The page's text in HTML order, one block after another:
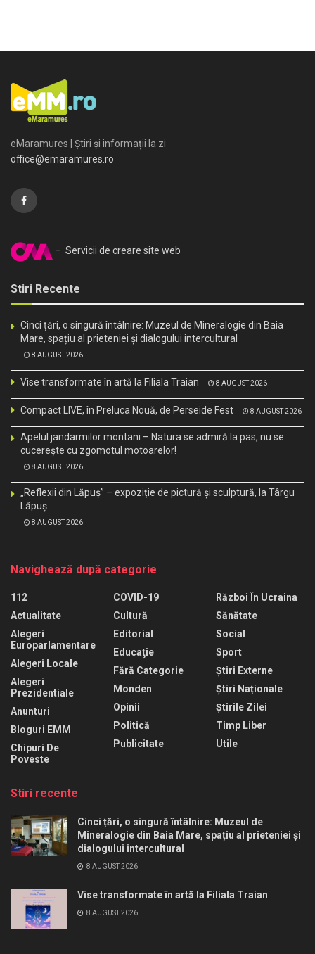
eMaramures | Știri și informații la zi
office@emaramures.ro
– Servicii de creare site web
Stiri Recente
Cinci țări, o singură întâlnire: Muzeul de Mineralogie din Baia
Mare, spațiu al prieteniei și dialogului intercultural
8 AUGUST 2026
Vise transformate în artă la Filiala Traian 8 AUGUST 2026
Compact LIVE, în Preluca Nouă, de Perseide Fest 8 AUGUST 2026
Apelul jandarmilor montani – Natura se admiră la pas, nu se
cucerește cu zgomotul motoarelor!
8 AUGUST 2026
„Reflexii din Lăpuș” – expoziție de pictură și sculptură, la Târgu
Lăpuș
8 AUGUST 2026
Navighează după categorie
112
Actualitate
Alegeri
Europarlamentare
Alegeri Locale
Alegeri
Prezidentiale
Anunturi
Bloguri EMM
Chipuri De
Poveste
COVID-19
Cultură
Editorial
Educaţie
Fără Categorie
Monden
Opinii
Politică
Publicitate
Război În Ucraina
Sănătate
Social
Sport
Știri Externe
Știri Naționale
Știrile Zilei
Timp Liber
Utile
Stiri recente
Cinci țări, o singură întâlnire: Muzeul de
Mineralogie din Baia Mare, spațiu al prieteniei și
dialogului intercultural
8 AUGUST 2026
Vise transformate în artă la Filiala Traian
8 AUGUST 2026